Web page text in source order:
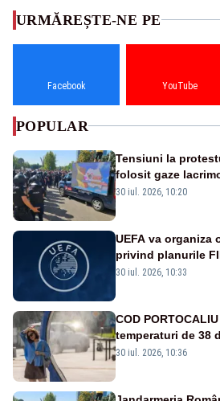
URMĂREȘTE-NE PE
Facebook YouTube
POPULAR
Tensiuni la
folosit gaze
Poporului face
30 iul. 2026, 10:20
UEFA va organiza
privind planurile
Mondială
30 iul. 2026, 10:33
COD
temperaturi de 38
30 iul. 2026, 10:36